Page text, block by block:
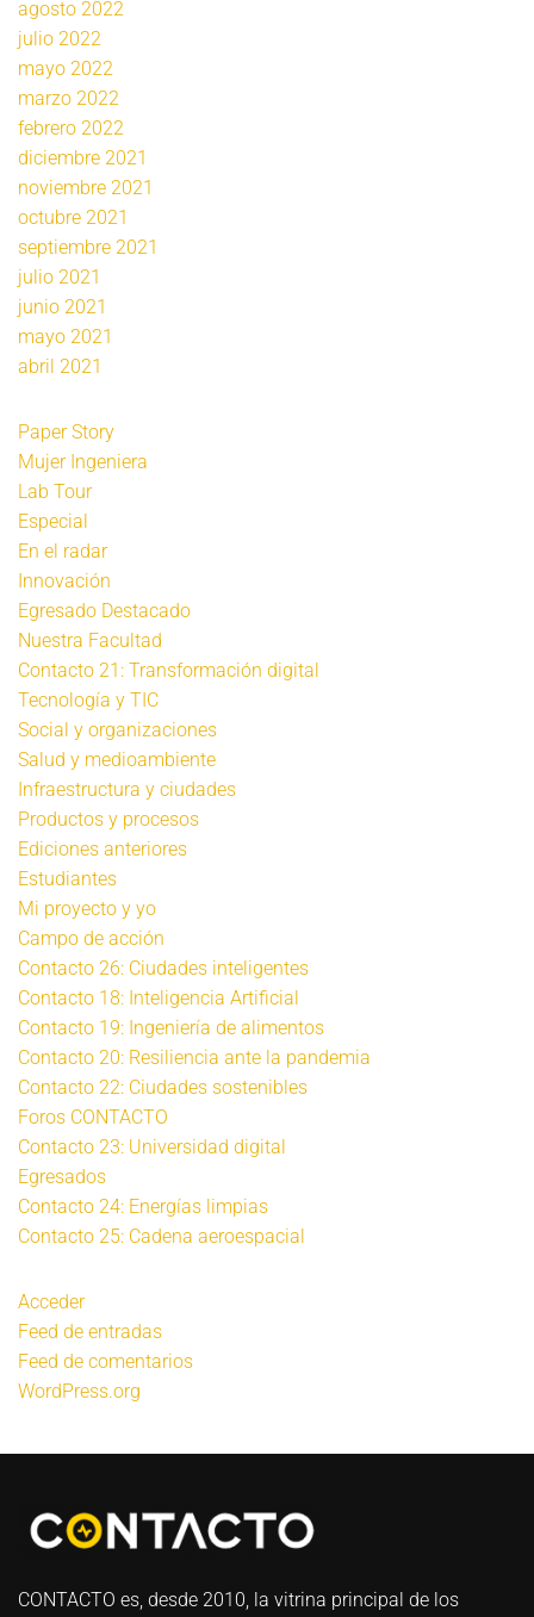
agosto 2022
julio 2022
mayo 2022
marzo 2022
febrero 2022
diciembre 2021
noviembre 2021
octubre 2021
septiembre 2021
julio 2021
junio 2021
mayo 2021
abril 2021
Paper Story
Mujer Ingeniera
Lab Tour
Especial
En el radar
Innovación
Egresado Destacado
Nuestra Facultad
Contacto 21: Transformación digital
Tecnología y TIC
Social y organizaciones
Salud y medioambiente
Infraestructura y ciudades
Productos y procesos
Ediciones anteriores
Estudiantes
Mi proyecto y yo
Campo de acción
Contacto 26: Ciudades inteligentes
Contacto 18: Inteligencia Artificial
Contacto 19: Ingeniería de alimentos
Contacto 20: Resiliencia ante la pandemia
Contacto 22: Ciudades sostenibles
Foros CONTACTO
Contacto 23: Universidad digital
Egresados
Contacto 24: Energías limpias
Contacto 25: Cadena aeroespacial
Acceder
Feed de entradas
Feed de comentarios
WordPress.org
CONTACTO es, desde 2010, la vitrina principal de los